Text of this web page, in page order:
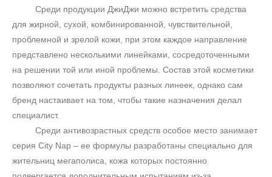
Среди продукции ДжиДжи можно встретить средства
для жирной, сухой, комбинированной, чувствительной,
проблемной и зрелой кожи, при этом каждое направление
представлено несколькими линейками, сосредоточенными
на решении той или иной проблемы. Состав этой косметики
позволяют сочетать продукты разных линеек, однако сам
бренд настаивает на том, чтобы такие назначения делал
специалист.
Среди антивозрастных средств особое место занимает
серия City Nap – ее формулы разработаны специально для
жительниц мегаполиса, кожа которых постоянно